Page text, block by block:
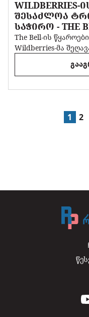
ᲨᲔᲡᲐᲫᲚᲝᲐ
ᲡᲐᲭᲘᲠᲝ - THE
The Bell-ის
Wildberries-მა
1 2